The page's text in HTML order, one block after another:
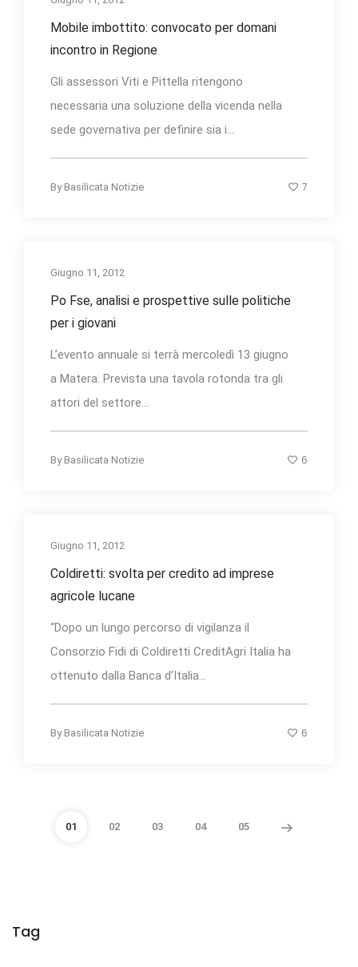
Mobile imbottito: convocato per domani
incontro in Regione
Gli assessori Viti e Pittella ritengono
necessaria una soluzione della vicenda nella
sede governativa per definire sia i...
By Basilicata Notizie 7
Giugno 11, 2012
Po Fse, analisi e prospettive sulle politiche
per i giovani
L’evento annuale si terrà mercoledì 13 giugno
a Matera. Prevista una tavola rotonda tra gli
attori del settore...
By Basilicata Notizie 6
Giugno 11, 2012
Coldiretti: svolta per credito ad imprese
agricole lucane
“Dopo un lungo percorso di vigilanza il
Consorzio Fidi di Coldiretti CreditAgri Italia ha
ottenuto dalla Banca d’Italia...
By Basilicata Notizie 6
01 02 03 04 05
Tag